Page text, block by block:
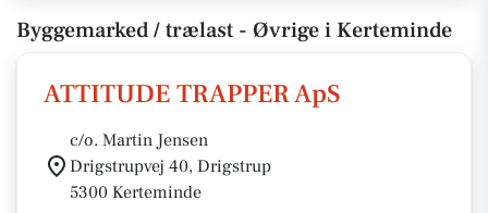
Byggemarked / trælast - Øvrige i Kerteminde
ATTITUDE TRAPPER ApS
c/o. Martin Jensen
Drigstrupvej 40, Drigstrup
5300 Kerteminde